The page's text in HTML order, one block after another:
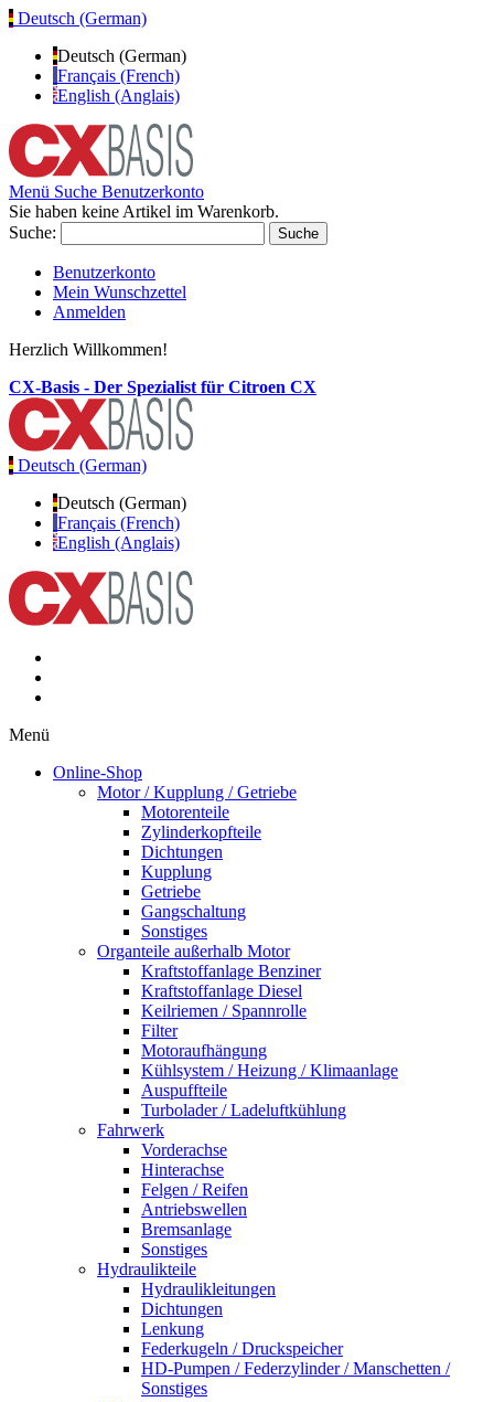
Deutsch (German)
Deutsch (German)
Français (French)
English (Anglais)
Menü Suche Benutzerkonto
Sie haben keine Artikel im Warenkorb.
Suche:
Suche
Benutzerkonto
Mein Wunschzettel
Anmelden
Herzlich Willkommen!
CX-Basis - Der Spezialist für Citroen CX
Deutsch (German)
Deutsch (German)
Français (French)
English (Anglais)
Menü
Online-Shop
Motor / Kupplung / Getriebe
Motorenteile
Zylinderkopfteile
Dichtungen
Kupplung
Getriebe
Gangschaltung
Sonstiges
Organteile außerhalb Motor
Kraftstoffanlage Benziner
Kraftstoffanlage Diesel
Keilriemen / Spannrolle
Filter
Motoraufhängung
Kühlsystem / Heizung / Klimaanlage
Auspuffteile
Turbolader / Ladeluftkühlung
Fahrwerk
Vorderachse
Hinterachse
Felgen / Reifen
Antriebswellen
Bremsanlage
Sonstiges
Hydraulikteile
Hydraulikleitungen
Dichtungen
Lenkung
Federkugeln / Druckspeicher
HD-Pumpen / Federzylinder / Manschetten /
Sonstiges